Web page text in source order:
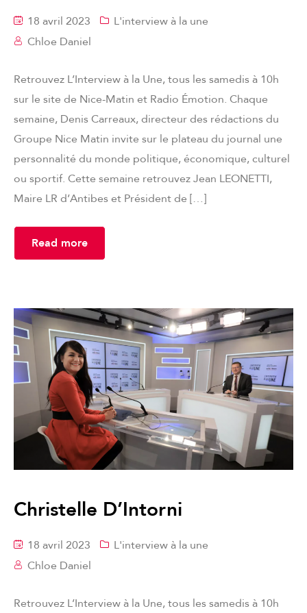
18 avril 2023
L'interview à la une
Chloe Daniel
Retrouvez L’Interview à la Une, tous les samedis à 10h
sur le site de Nice-Matin et Radio Émotion. Chaque
semaine, Denis Carreaux, directeur des rédactions du
Groupe Nice Matin invite sur le plateau du journal une
personnalité du monde politique, économique, culturel
ou sportif. Cette semaine retrouvez Jean LEONETTI,
Maire LR d’Antibes et Président de […]
Read more
Christelle D’Intorni
18 avril 2023
L'interview à la une
Chloe Daniel
Retrouvez L’Interview à la Une, tous les samedis à 10h